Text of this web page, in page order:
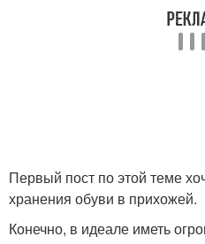
Первый пост по этой теме
хранения обуви в прихожей.
Конечно, в идеале иметь